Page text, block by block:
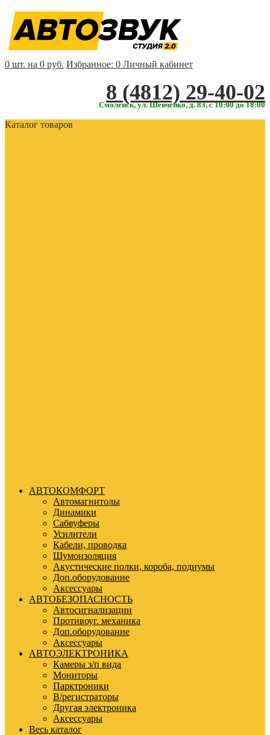
0 шт. на 0 руб. Избранное: 0 Личный кабинет
‎‎8 (4812) 29-40-02
Смоленск, ул. Шевченко, д. 83, с 10:00 до 18:00
Каталог товаров
АВТОКОМФОРТ
Автомагнитолы
Динамики
Сабвуферы
Усилители
Кабели, проводка
Шумоизоляция
Акустические полки, короба, подиумы
Доп.оборудование
Аксессуары
АВТОБЕЗОПАСНОСТЬ
Автосигнализации
Противоуг. механика
Доп.оборудование
Аксессуары
АВТОЭЛЕКТРОНИКА
Камеры з/п вида
Мониторы
Парктроники
В/регистраторы
Другая электроника
Аксессуары
Весь каталог